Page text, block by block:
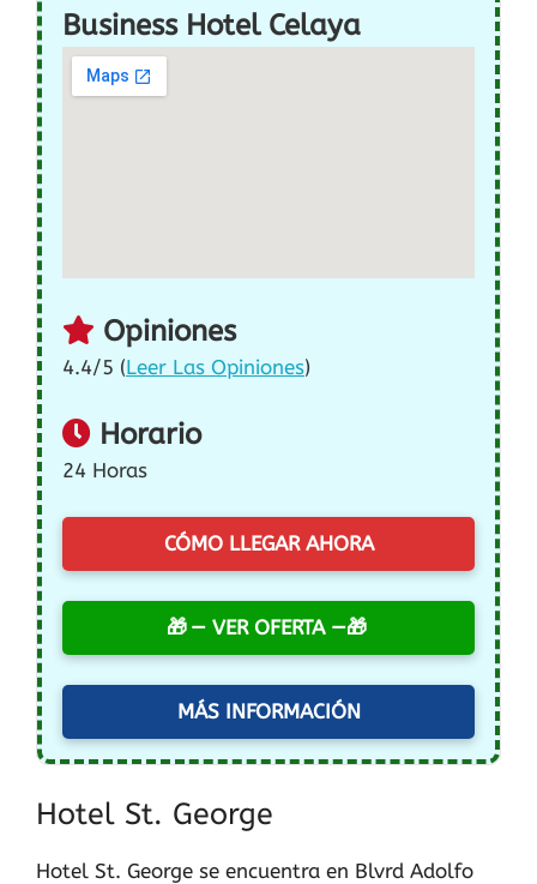
Business Hotel Celaya
Opiniones
4.4/5 (Leer Las Opiniones)
Horario
24 Horas
CÓMO LLEGAR AHORA
— VER OFERTA —
MÁS INFORMACIÓN
Hotel St. George
Hotel St. George se encuentra en Blvrd Adolfo